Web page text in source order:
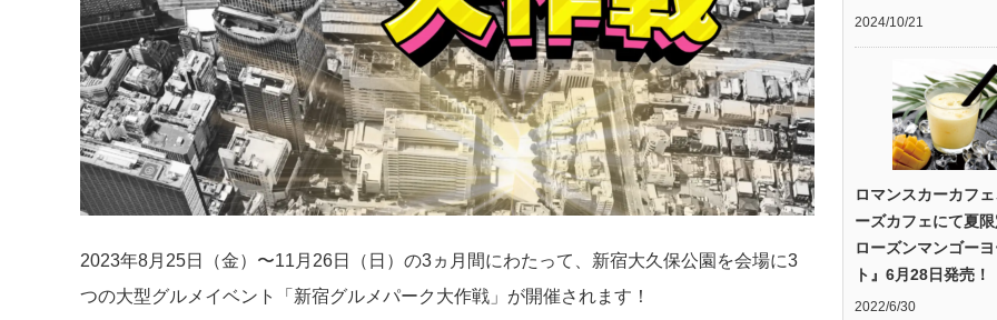
2023年8月25日（金）〜11月26日（日）の3ヵ月間にわたって、新宿大久保公園を会場に3
つの大型グルメイベント「新宿グルメパーク大作戦」が開催されます！
2024/10/21
ロマンスカーカフ
ーズカフェにて夏
ローズンマンゴー
ト』6月28日発売！
2022/6/30